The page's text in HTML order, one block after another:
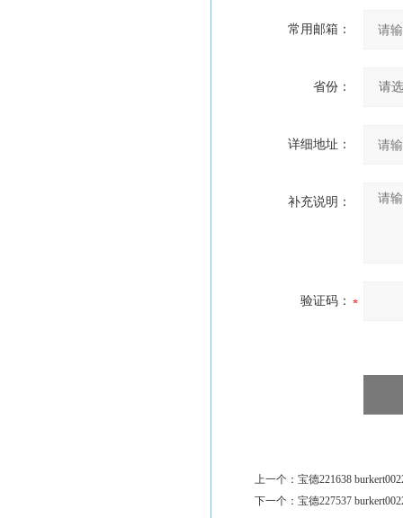
常用邮箱：
省份：
详细地址：
补充说明：
验证码：
上一个： 宝德221638
下一个： 宝德227537